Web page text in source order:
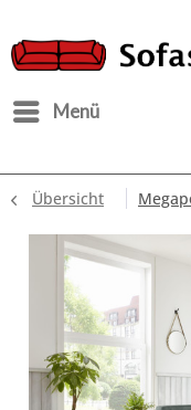
Menü
Übersicht